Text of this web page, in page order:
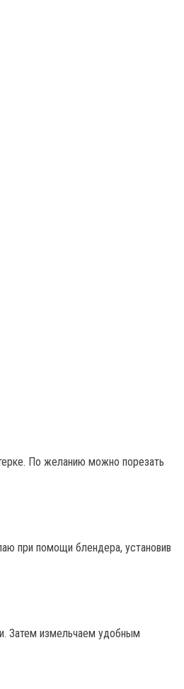
По желанию можно порезать
при помощи блендера, установив
Затем измельчаем удобным